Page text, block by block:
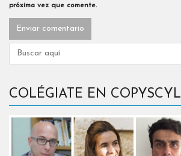
próxima vez que comente.
COLÉGIATE EN COPYSCYL